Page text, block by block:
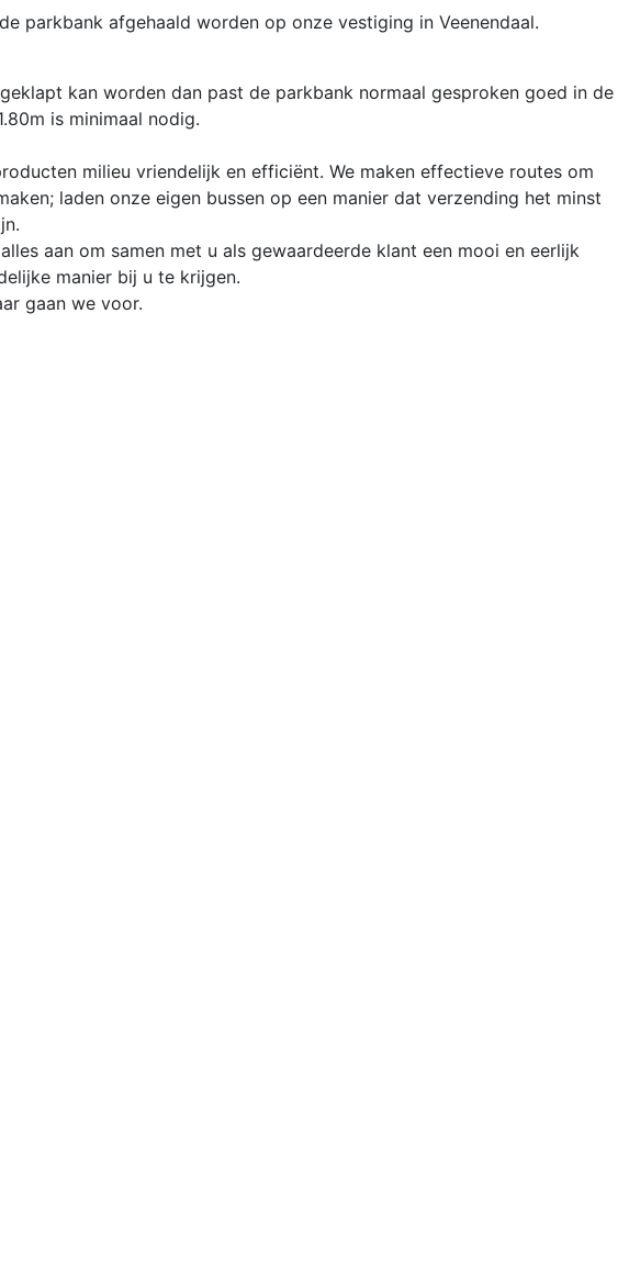
parkbank afgehaald worden op onze vestiging in Veenendaal.
kan worden dan past de parkbank normaal gesproken goed in de
is minimaal nodig.
milieu vriendelijk en efficiënt. We maken effectieve routes om
laden onze eigen bussen op een manier dat verzending het minst
aan om samen met u als gewaardeerde klant een mooi en eerlijk
manier bij u te krijgen.
gaan we voor.